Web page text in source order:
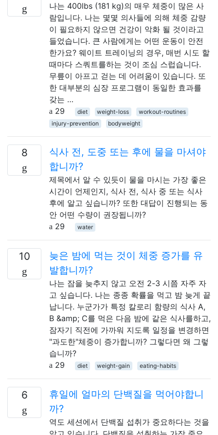
나는 400lbs (181 kg)의 매우 체중이 많은 사
람입니다. 나는 몇몇 의사들에 의해 체중 감량
이 필요하지 않으면 건강이 악화 될 것이라고
들었습니다. 큰 사람에게는 어떤 운동이 안전
한가요? 웨이트 트레이닝의 경우, 매번 시도 할
때마다 스쿼트를하는 것이 조심 스럽습니다.
무릎이 아프고 걷는 데 어려움이 있습니다. 또
한 대부분의 심장 프로그램이 동일한 효과를
갖는 …
29
diet weight-loss
workout-routines
injury-prevention
bodyweight
8
식사 전, 도중 또는 후에 물을 마셔야
합니까?
제목에서 알 수 있듯이 물을 마시는 가장 좋은
시간이 언제인지, 식사 전, 식사 중 또는 식사
후에 알고 싶습니까? 또한 대답이 진행되는 동
안 어떤 수량이 권장됩니까?
29
water
10
늦은 밤에 먹는 것이 체중 증가를 유
발합니까?
나는 잠을 늦추지 않고 오전 2-3 시쯤 자주 자
고 싶습니다. 나는 종종 확률을 먹고 밤 늦게 끝
납니다. 누군가가 특정 칼로리 함량의 식사 A,
B &amp; C를 먹은 다음 밤에 같은 식사를하고,
잠자기 직전에 가까워 지도록 일정을 변경하면
"과도한"체중이 증가합니까? 그렇다면 왜 그렇
습니까?
29
diet weight-gain eating-habits
6
휴일에 얼마의 단백질을 먹어야합니
까?
역도 세션에서 단백질 섭취가 중요하다는 것을